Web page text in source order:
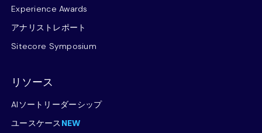
Experience Awards
アナリストレポート
Sitecore Symposium
リソース
AIソートリーダーシップ
ユースケース NEW